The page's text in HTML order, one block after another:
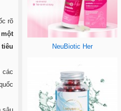
rõ
các
NeuBiotic Her